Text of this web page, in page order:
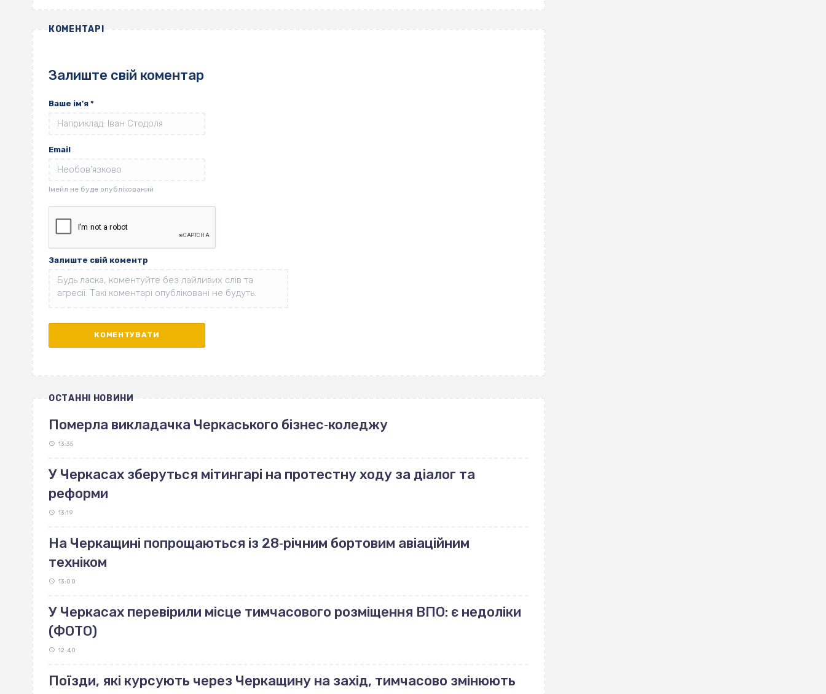
КОМЕНТАРІ
Залиште свій коментар
Ваше ім'я *
Email
Залиште свій коментр
ОСТАННІ НОВИНИ
Померла викладачка Черкаського бізнес‐коледжу
13:35
У Черкасах зберуться мітингарі на протестну ходу за діалог та
реформи
13:19
На Черкащині попрощаються із 28‐річним бортовим авіаційним
техніком
13:00
У Черкасах перевірили місце тимчасового розміщення ВПО: є недоліки
(ФОТО)
12:40
Поїзди, які курсують через Черкащину на захід, тимчасово змінюють